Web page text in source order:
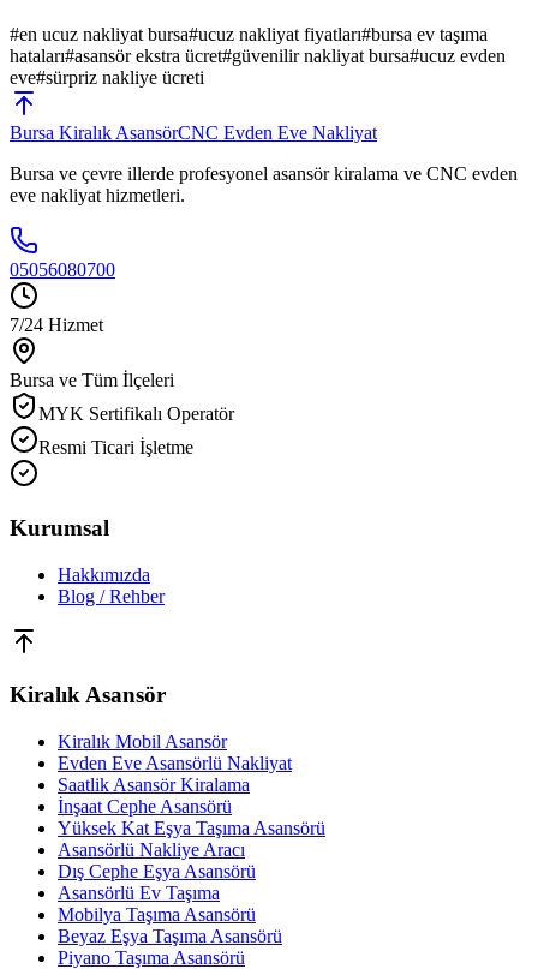
#en ucuz nakliyat bursa#ucuz nakliyat fiyatları#bursa ev taşıma
hataları#asansör ekstra ücret#güvenilir nakliyat bursa#ucuz evden
eve#sürpriz nakliye ücreti
Bursa Kiralık AsansörCNC Evden Eve Nakliyat
Bursa ve çevre illerde profesyonel asansör kiralama ve CNC evden
eve nakliyat hizmetleri.
05056080700
7/24 Hizmet
Bursa ve Tüm İlçeleri
MYK Sertifikalı Operatör
Resmi Ticari İşletme
Kurumsal
Hakkımızda
Blog / Rehber
Kiralık Asansör
Kiralık Mobil Asansör
Evden Eve Asansörlü Nakliyat
Saatlik Asansör Kiralama
İnşaat Cephe Asansörü
Yüksek Kat Eşya Taşıma Asansörü
Asansörlü Nakliye Aracı
Dış Cephe Eşya Asansörü
Asansörlü Ev Taşıma
Mobilya Taşıma Asansörü
Beyaz Eşya Taşıma Asansörü
Piyano Taşıma Asansörü